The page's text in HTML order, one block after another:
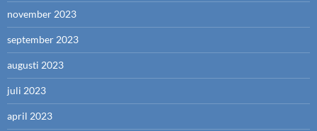
november 2023
september 2023
augusti 2023
juli 2023
april 2023